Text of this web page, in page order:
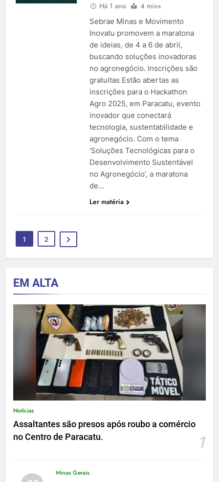
Há 1 ano 4 mins
Sebrae Minas e Movimento
Inovatu promovem a maratona
de ideias, de 4 a 6 de abril,
buscando soluções inovadoras
no agronegócio. Inscrições são
gratuitas Estão abertas as
inscrições para o Hackathon
Agro 2025, em Paracatu, evento
inovador que conectará
tecnologia, sustentabilidade e
agronegócio. Com o tema
‘Soluções Tecnológicas para o
Desenvolvimento Sustentável
no Agronegócio’, a maratona
de…
Ler matéria
1 2
EM ALTA
Notícias
Assaltantes são presos após roubo a comércio
no Centro de Paracatu.
1
Minas Gerais